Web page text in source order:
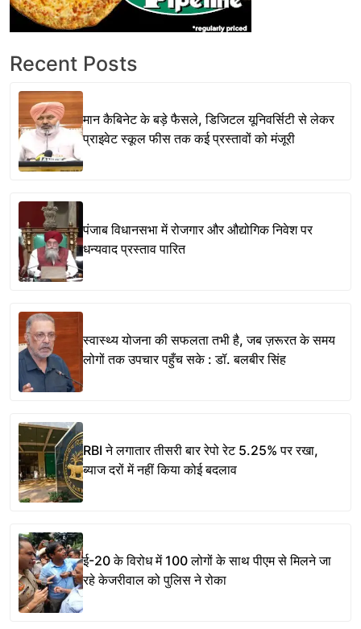
Recent Posts
मान कैबिनेट के बड़े फैसले, डिजिटल यूनिवर्सिटी से लेकर
प्राइवेट स्कूल फीस तक कई प्रस्तावों को मंजूरी
पंजाब विधानसभा में रोजगार और औद्योगिक निवेश पर
धन्यवाद प्रस्ताव पारित
स्वास्थ्य योजना की सफलता तभी है, जब ज़रूरत के समय
लोगों तक उपचार पहुँच सके : डॉ. बलबीर सिंह
RBI ने लगातार तीसरी बार रेपो रेट 5.25% पर रखा,
ब्याज दरों में नहीं किया कोई बदलाव
ई-20 के विरोध में 100 लोगों के साथ पीएम से मिलने जा
रहे केजरीवाल को पुलिस ने रोका